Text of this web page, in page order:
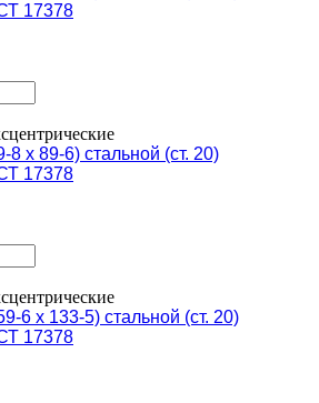
17378
х 89-6) стальной (ст. 20)
17378
6 х 133-5) стальной (ст. 20)
17378